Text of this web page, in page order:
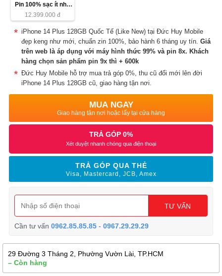
Pin 100% sạc ít như
mới (esim)
12.399.000 đ
iPhone 14 Plus 128GB Quốc Tế (Like New) tại Đức Huy Mobile
đẹp keng như mới, chuẩn zin 100%, bảo hành 6 tháng uy tín.Giá
trên web là áp dụng với máy hình thức 99% và pin 8x. Khách
hàng chọn sản phẩm pin 9x thì + 600k
Đức Huy Mobile hỗ trợ mua trả góp 0%, thu cũ đổi mới lên đời
iPhone 14 Plus 128GB cũ, giao hàng tận nơi.
MUA NGAY
Giao hàng tận nơi hoặc lấy tại cửa hàng
TRẢ GÓP 0%
Xét duyệt nhanh chóng qua điện thoại
TRẢ GÓP QUA THẺ
Visa, Mastercard, JCB, Amex
TƯ VẤN
Cần tư vấn0962.85.85.85 -0967.29.29.29
29 Đường 3 Tháng 2, Phường Vườn Lài, TP.HCM
– Còn hàng